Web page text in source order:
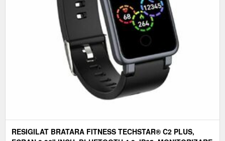
RESIGILAT BRATARA FITNESS TECHSTAR® C2 PLUS,